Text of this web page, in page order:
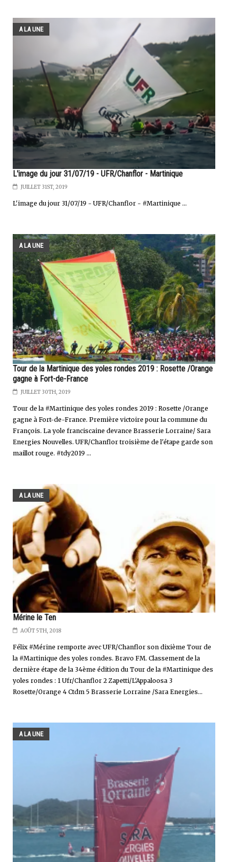
A LA UNE
L'image du jour 31/07/19 - UFR/Chanflor - Martinique
JUILLET 31ST, 2019
L'image du jour 31/07/19 - UFR/Chanflor - #Martinique ...
A LA UNE
Tour de la Martinique des yoles rondes 2019 : Rosette /Orange
gagne à Fort-de-France
JUILLET 30TH, 2019
Tour de la #Martinique des yoles rondes 2019 : Rosette /Orange
gagne à Fort-de-France. Première victoire pour la commune du
François. La yole franciscaine devance Brasserie Lorraine/ Sara
Energies Nouvelles. UFR/Chanflor troisième de l'étape garde son
maillot rouge. #tdy2019 ...
A LA UNE
Mérine le Ten
AOÛT 5TH, 2018
Félix #Mérine remporte avec UFR/Chanflor son dixième Tour de
la #Martinique des yoles rondes. Bravo FM. Classement de la
dernière étape de la 34ème édition du Tour de la #Martinique des
yoles rondes : 1 Ufr/Chanflor 2 Zapetti/L'Appaloosa 3
Rosette/Orange 4 Ctdm 5 Brasserie Lorraine /Sara Energies...
A LA UNE